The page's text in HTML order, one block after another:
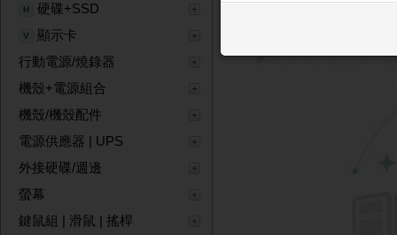
H 硬碟+SSD
V
顯示卡
行動電源/燒錄器
機殼+電源組合
機殼/機殼配件
電源供應器 | UPS
外接硬碟/週邊
螢幕
鍵鼠組 | 滑鼠 | 搖桿